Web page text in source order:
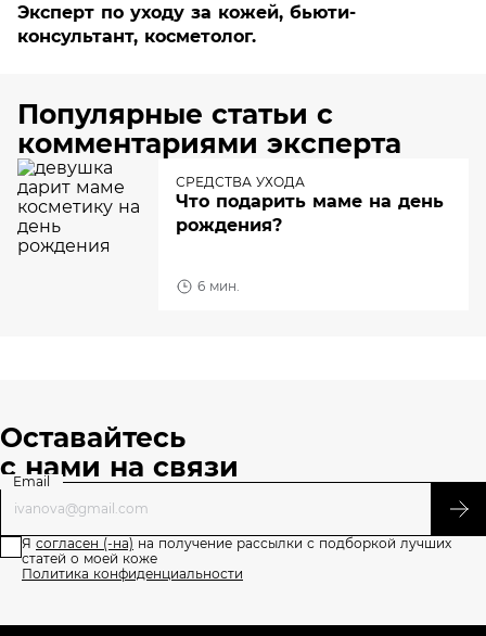
Эксперт по уходу за кожей, бьюти-
консультант, косметолог.
Популярные статьи с
комментариями эксперта
СРЕДСТВА УХОДА
Что подарить маме на день
рождения?
6 мин.
Оставайтесь
с нами на связи
Email
Я согласен (-на) на получение рассылки с подборкой лучших
статей о моей коже
Политика конфиденциальности